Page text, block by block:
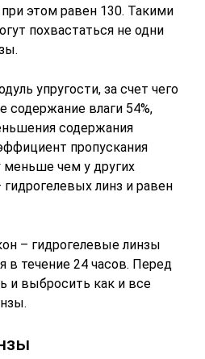
этом равен 130. Такими
похвастаться не одни
упругости, за счет чего
содержание влаги 54%,
содержания
пропускания
меньше чем у других
линз и равен
– гидрогелевые линзы
течение 24 часов. Перед
и выбросить как и все